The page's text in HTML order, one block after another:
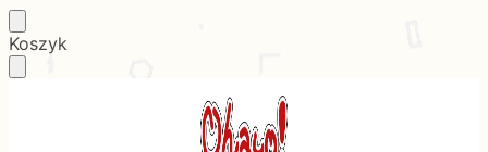
Skip
to
Skip
to
Koszyk